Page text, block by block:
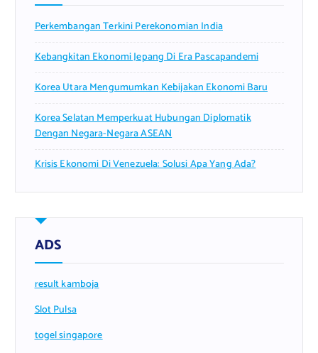
Perkembangan Terkini Perekonomian India
Kebangkitan Ekonomi Jepang Di Era Pascapandemi
Korea Utara Mengumumkan Kebijakan Ekonomi Baru
Korea Selatan Memperkuat Hubungan Diplomatik
Dengan Negara-Negara ASEAN
Krisis Ekonomi Di Venezuela: Solusi Apa Yang Ada?
ADS
result kamboja
Slot Pulsa
togel singapore